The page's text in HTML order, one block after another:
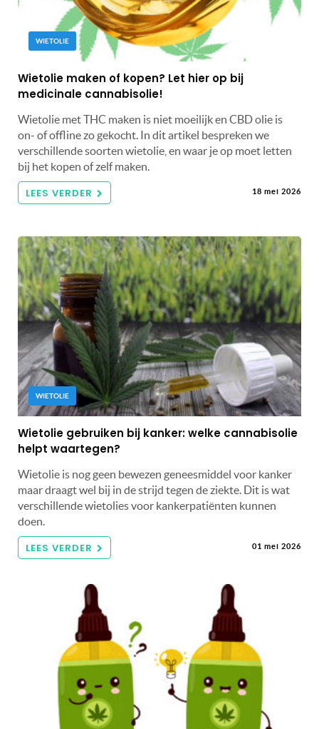
WIETOLIE
Wietolie maken of kopen? Let hier op bij
medicinale cannabisolie!
Wietolie met THC maken is niet moeilijk en CBD olie is
on- of offline zo gekocht. In dit artikel bespreken we
verschillende soorten wietolie, en waar je op moet letten
bij het kopen of zelf maken.
LEES VERDER 18 mei 2026
WIETOLIE
Wietolie gebruiken bij kanker: welke cannabisolie
helpt waartegen?
Wietolie is nog geen bewezen geneesmiddel voor kanker
maar draagt wel bij in de strijd tegen de ziekte. Dit is wat
verschillende wietolies voor kankerpatiënten kunnen
doen.
LEES VERDER 01 mei 2026